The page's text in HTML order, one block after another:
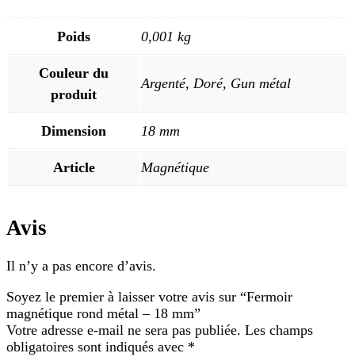
Poids 0,001 kg
Couleur du
produit
Argenté, Doré, Gun métal
Dimension 18 mm
Article Magnétique
Avis
Il n’y a pas encore d’avis.
Soyez le premier à laisser votre avis sur “Fermoir
magnétique rond métal – 18 mm”
Votre adresse e-mail ne sera pas publiée. Les champs
obligatoires sont indiqués avec *